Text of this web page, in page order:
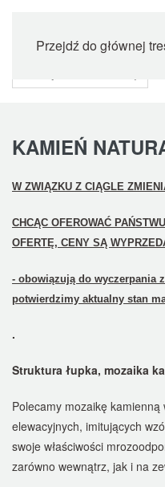
Przejdź do głównej
KAMIEŃ
W ZWIĄZKU Z CIĄGLE
CHCĄC OFEROWAĆ
OFERTĘ, CENY SĄ
- obowiązują do wyczerpania
potwierdzimy aktualny stan
.
Struktura łupka, mozaika
Polecamy mozaikę kamienną
elewacyjnych, imitujących
swoje właściwości
zarówno wewnątrz, jak i na